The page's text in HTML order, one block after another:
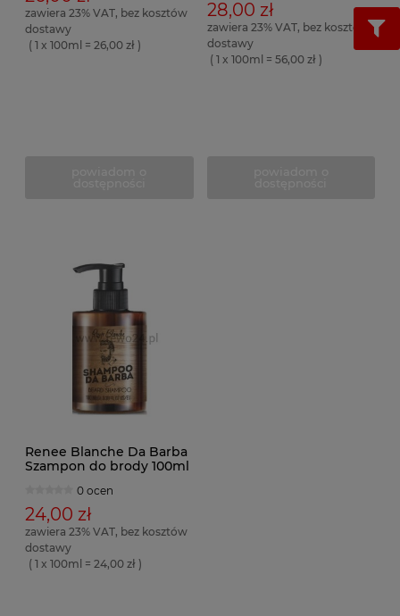
zawiera 23% VAT, bez kosztów
dostawy
( 1 x 100ml = 26,00 zł )
28,00 zł
zawiera 23% VAT, bez kosztów
dostawy
( 1 x 100ml = 56,00 zł )
Renee Blanche Da Barba
Szampon do brody 100ml
0 ocen
24,00 zł
zawiera 23% VAT, bez kosztów
dostawy
( 1 x 100ml = 24,00 zł )